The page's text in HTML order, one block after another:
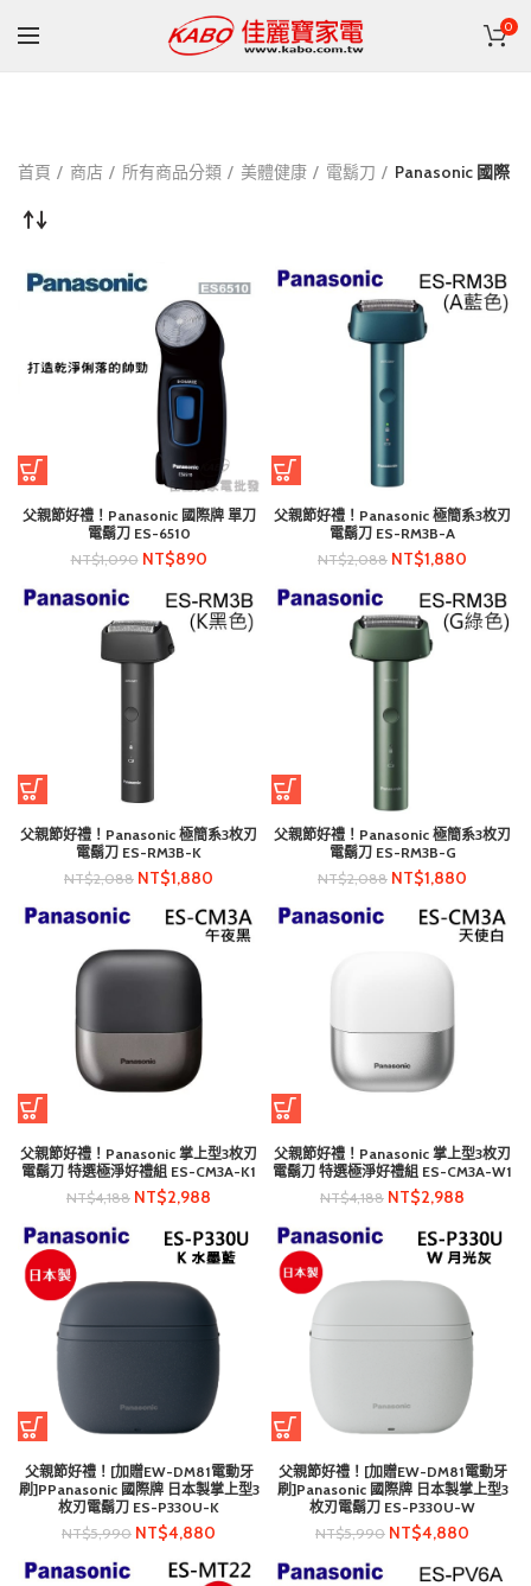
0
首頁 商店 所有商品分類 美體健康 電鬍刀 Panasonic 國際
父親節好禮！Panasonic 國際牌 單刀
電鬍刀 ES-6510
NT$1,090 NT$890
父親節好禮！Panasonic 極簡系3枚刃
電鬍刀 ES-RM3B-A
NT$2,088 NT$1,880
父親節好禮！Panasonic 極簡系3枚刃
電鬍刀 ES-RM3B-K
NT$2,088 NT$1,880
父親節好禮！Panasonic 極簡系3枚刃
電鬍刀 ES-RM3B-G
NT$2,088 NT$1,880
父親節好禮！Panasonic 掌上型3枚刃
電鬍刀 特選極淨好禮組 ES-CM3A-K1
NT$4,188 NT$2,988
父親節好禮！Panasonic 掌上型3枚刃
電鬍刀 特選極淨好禮組 ES-CM3A-W1
NT$4,188 NT$2,988
父親節好禮！[加贈EW-DM81電動牙
刷]PPanasonic 國際牌 日本製掌上型3
枚刃電鬍刀 ES-P330U-K
NT$5,990 NT$4,880
父親節好禮！[加贈EW-DM81電動牙
刷]Panasonic 國際牌 日本製掌上型3
枚刃電鬍刀 ES-P330U-W
NT$5,990 NT$4,880